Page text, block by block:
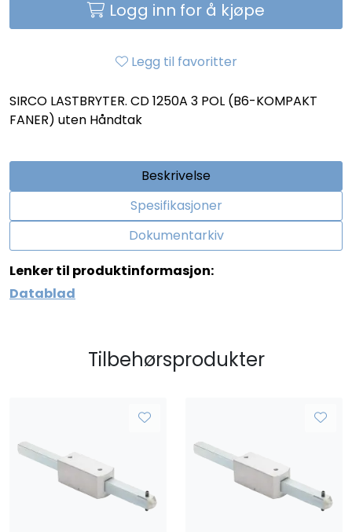
Logg inn for å kjøpe
Legg til favoritter
SIRCO LASTBRYTER. CD 1250A 3 POL (B6-KOMPAKT
FANER) uten Håndtak
Beskrivelse
Spesifikasjoner
Dokumentarkiv
Lenker til produktinformasjon:
Datablad
Tilbehørsprodukter